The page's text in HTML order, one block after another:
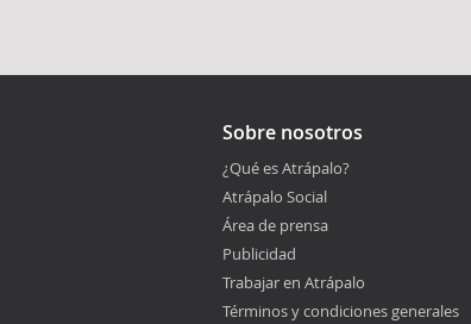
Sobre nosotros
¿Qué es Atrápalo?
Atrápalo Social
Área de prensa
Publicidad
Trabajar en Atrápalo
Términos y condiciones generales